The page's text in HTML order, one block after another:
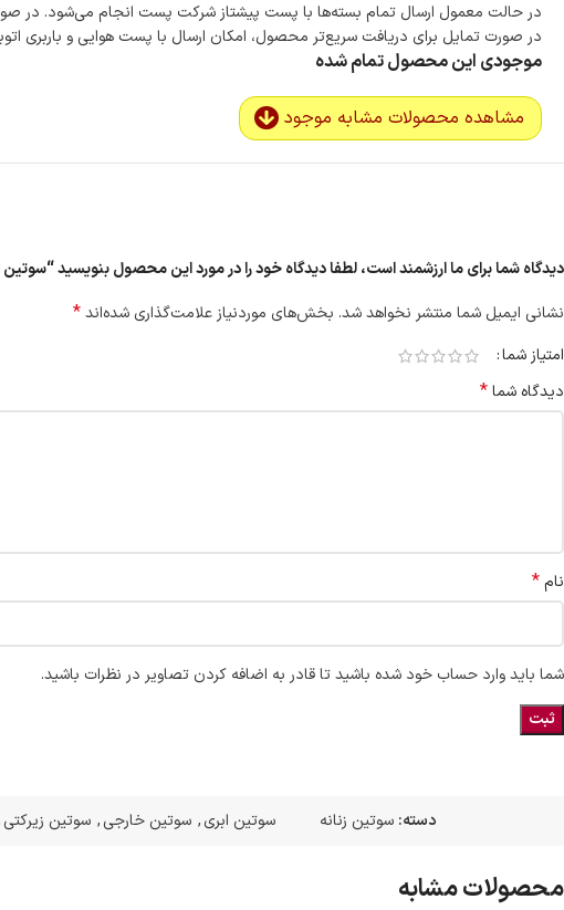
در حالت معمول ارسال تمام بسته‌ها با پست پیشتاز شرکت پست انجام می‌شود. در
در صورت تمایل برای دریافت سریع‌تر محصول، امکان ارسال با پست هوایی و باربری
موجودی این محصول تمام شده
مشاهده محصولات مشابه موجود
دیدگاه شما برای ما ارزشمند است، لطفا دیدگاه خود را در مورد این محصول بنویسید
نشانی ایمیل شما منتشر نخواهد شد. بخش‌های موردنیاز علامت‌گذاری شده‌اند*
امتیاز شما
دیدگاه شما*
نام*
شما باید وارد حساب خود شده باشید تا قادر به اضافه کردن تصاویر در نظرات باشید.
دسته: سوتین زنانه سوتین ابری, سوتین خارجی, سوتین زیرکتی
محصولات مشابه